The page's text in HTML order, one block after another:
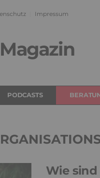
Impressum
PODCASTS
Wie